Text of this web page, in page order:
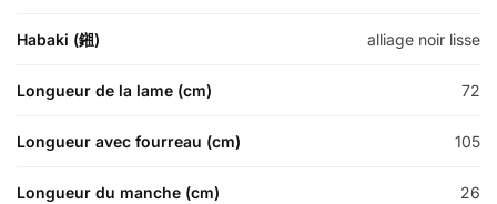
Habaki (鎺) alliage noir lisse
Longueur de la lame (cm) 72
Longueur avec fourreau (cm) 105
Longueur du manche (cm) 26